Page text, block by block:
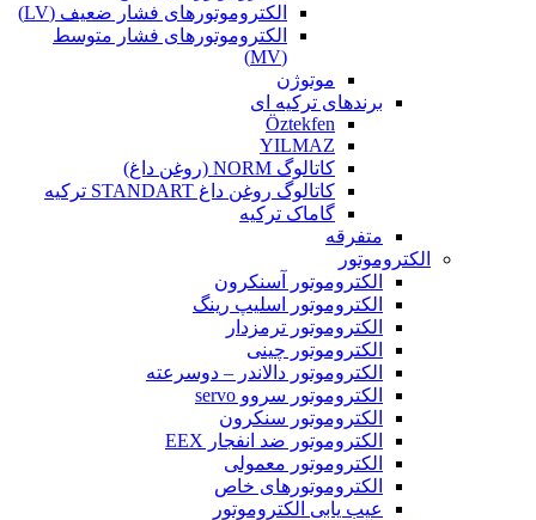
الکتروموتورهای فشار ضعیف (LV)
الکتروموتورهای فشار متوسط
(MV)
موتوژن
برندهای ترکیه ای
Öztekfen
YILMAZ
کاتالوگ NORM (روغن داغ)
کاتالوگ روغن داغ STANDART ترکیه
گاماک ترکیه
متفرقه
الکتروموتور
الکتروموتور آسنکرون
الکتروموتور اسلیپ رینگ
الکتروموتور ترمزدار
الکتروموتور چینی
الکتروموتور دالاندر – دوسرعته
الکتروموتور سروو servo
الکتروموتور سنکرون
الکتروموتور ضد انفجار EEX
الکتروموتور معمولی
الکتروموتورهای خاص
عیب یابی الکتروموتور